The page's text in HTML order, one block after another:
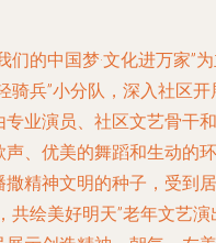
的中国梦·文化进万家”
骑兵”小分队，深入社区开
业演员、社区文艺骨干和
、优美的舞蹈和生动的环
精神文明的种子，受到居
共绘美好明天”老年文艺演